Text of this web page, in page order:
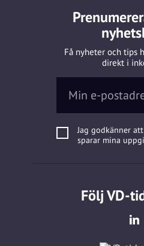
Få nyheter och tips
direkt i
Jag godkänner
sparar mina
Följ VD-